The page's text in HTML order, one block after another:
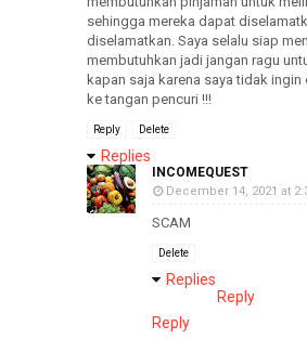
sehingga mereka dapat
diselamatkan. Saya selalu siap
membutuhkan jadi jangan ragu
kapan saja karena saya tidak
ke tangan pencuri !!!
Reply Delete
Replies
INCOMEQUEST
December 14, 2021 at
SCAM
Delete
Replies
Reply
Reply